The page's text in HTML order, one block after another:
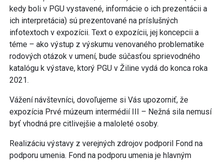
kedy boli v PGU vystavené, informácie o ich prezentácii a
ich interpretácia) sú prezentované na príslušných
infotextoch v expozícii. Text o expozícii, jej koncepcii a
téme – ako výstup z výskumu venovaného problematike
rodových otázok v umení, bude súčasťou sprievodného
katalógu k výstave, ktorý PGU v Žiline vydá do konca roka
2021.
Vážení návštevníci, dovoľujeme si Vás upozorniť, že
expozícia Prvé múzeum intermédií III – Nežná sila nemusí
byť vhodná pre citlivejšie a maloleté osoby.
Realizáciu výstavy z verejných zdrojov podporil Fond na
podporu umenia. Fond na podporu umenia je hlavným